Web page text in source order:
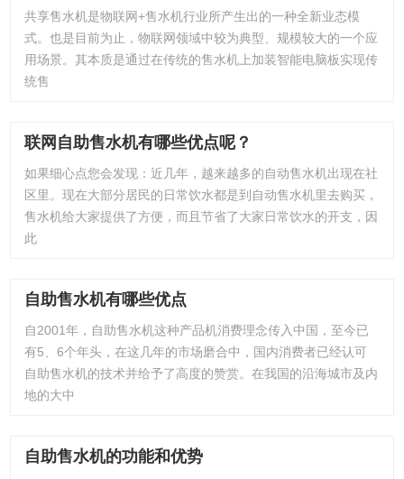
共享售水机是物联网+售水机行业所产生出的一种全新业态模
式。也是目前为止，物联网领域中较为典型、规模较大的一个应
用场景。其本质是通过在传统的售水机上加装智能电脑板实现传
统售
联网自助售水机有哪些优点呢？
如果细心点您会发现：近几年，越来越多的自动售水机出现在社
区里。现在大部分居民的日常饮水都是到自动售水机里去购买，
售水机给大家提供了方便，而且节省了大家日常饮水的开支，因
此
自助售水机有哪些优点
自2001年，自助售水机这种产品机消费理念传入中国，至今已
有5、6个年头，在这几年的市场磨合中，国内消费者已经认可
自助售水机的技术并给予了高度的赞赏。在我国的沿海城市及内
地的大中
自助售水机的功能和优势